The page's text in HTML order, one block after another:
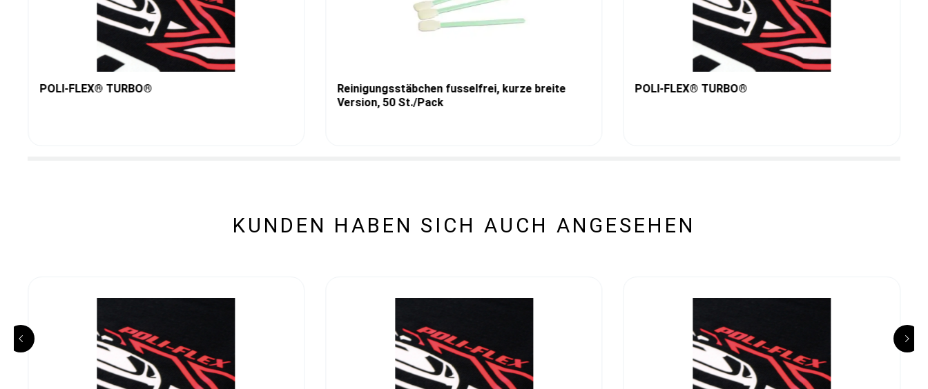
POLI-FLEX® TURBO®
Reinigungsstäbchen fusselfrei, kurze breite
Version, 50 St./Pack
POLI-FLEX® TURBO®
KUNDEN HABEN SICH AUCH ANGESEHEN